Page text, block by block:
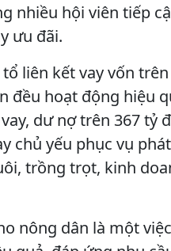
nhiều hội viên tiếp
ưu đãi.
tổ liên kết vay vốn
đều hoạt động hiệu
dư nợ trên 367 tỷ
chủ yếu phục vụ
trồng trọt, kinh
nông dân là một